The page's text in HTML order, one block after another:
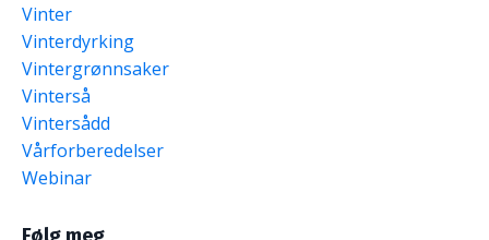
Vinter
Vinterdyrking
Vintergrønnsaker
Vinterså
Vintersådd
Vårforberedelser
Webinar
Følg meg